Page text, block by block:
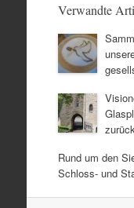
Verwandte
Rund um den
Schloss- und